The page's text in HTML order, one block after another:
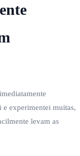
experimentei muitas,
levam as